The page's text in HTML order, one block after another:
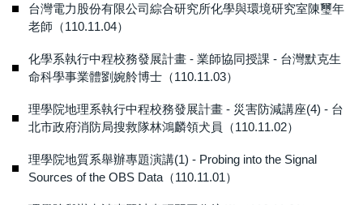
台灣電力股份有限公司綜合研究所化學與環境研究室陳璽年
老師（110.11.04）
化學系執行中程校務發展計畫 - 業師協同授課 - 台灣默克生
命科學事業體劉婉舲博士（110.11.03）
理學院地理系執行中程校務發展計畫 - 災害防減講座(4) - 台
北市政府消防局搜救隊林鴻麟領犬員（110.11.02）
理學院地質系舉辦專題演講(1) - Probing into the Signal
Sources of the OBS Data（110.11.01）